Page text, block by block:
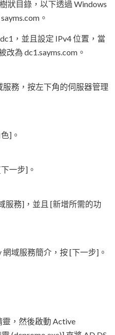
狀目錄，以下透過 Windows
。
，並且設定 IPv4 位置，當
為 dc1.sayms.com。
務，按左下角的伺服器管理
]。
一步]。
服務]，並且 [新增所需的功
域服務簡介，按 [下一步]。
，然後啟動 Active